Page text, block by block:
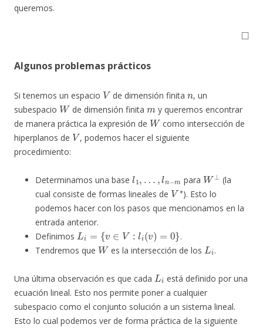
queremos.
◻
Algunos problemas prácticos
Si tenemos un espacio
V
de dimensión finita , un
subespacio
W
de dimensión finita
m
y queremos encontrar
de manera práctica la expresión de
W
como intersección de
hiperplanos de
V
, podemos hacer el siguiente
procedimiento:
Determinamos una base
l n−
para
W⊥
(la
cual consiste de formas lineales de
V∗
). Esto lo
podemos hacer con los pasos que mencionamos en la
entrada anterior.
Definimos
Li={v ∈ (v =0 }
.
Tendremos que
W
es la intersección de los
Li
.
Una última observación es que cada
L
está definido por una
ecuación lineal. Esto nos permite poner a cualquier
subespacio como el conjunto solución a un sistema lineal.
Esto lo cual podemos ver de forma práctica de la siguiente